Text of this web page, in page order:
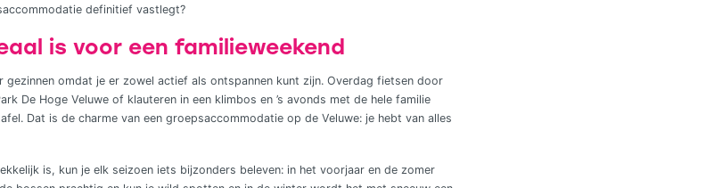
definitief vastlegt?
is voor een familieweekend
omdat je er zowel actief als ontspannen kunt zijn. Overdag fietsen door
De Hoge Veluwe of klauteren in een klimbos en ’s avonds met de hele familie
Dat is de charme van een groepsaccommodatie op de Veluwe: je hebt van alles
is, kun je elk seizoen iets bijzonders beleven: in het voorjaar en de zomer